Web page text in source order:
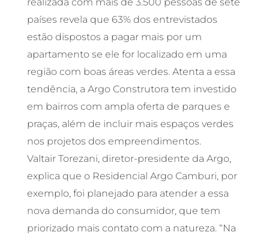
países revela que 63% dos entrevistados
estão dispostos a pagar mais por um
apartamento se ele for localizado em uma
região com boas áreas verdes. Atenta a essa
tendência, a Argo Construtora tem investido
em bairros com ampla oferta de parques e
praças, além de incluir mais espaços verdes
nos projetos dos empreendimentos.
Valtair Torezani, diretor-presidente da Argo,
explica que o Residencial Argo Camburi, por
exemplo, foi planejado para atender a essa
nova demanda do consumidor, que tem
priorizado mais contato com a natureza. “Na